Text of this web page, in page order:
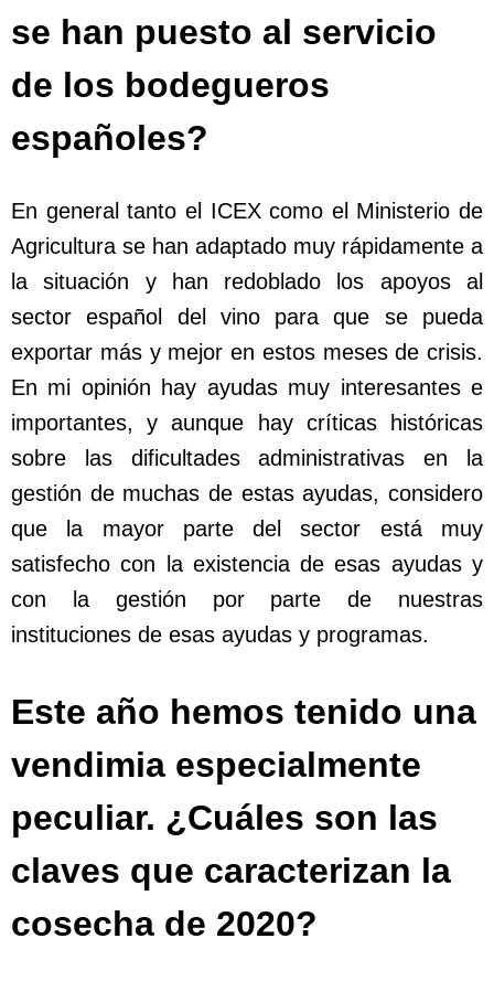
se han puesto al servicio
de los bodegueros
españoles?
En general tanto el ICEX como el Ministerio de
Agricultura se han adaptado muy rápidamente a
la situación y han redoblado los apoyos al
sector español del vino para que se pueda
exportar más y mejor en estos meses de crisis.
En mi opinión hay ayudas muy interesantes e
importantes, y aunque hay críticas históricas
sobre las dificultades administrativas en la
gestión de muchas de estas ayudas, considero
que la mayor parte del sector está muy
satisfecho con la existencia de esas ayudas y
con la gestión por parte de nuestras
instituciones de esas ayudas y programas.
Este año hemos tenido una
vendimia especialmente
peculiar. ¿Cuáles son las
claves que caracterizan la
cosecha de 2020?